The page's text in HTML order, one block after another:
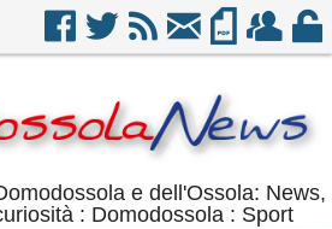
e dell'Ossola: News,
: Domodossola : Sport